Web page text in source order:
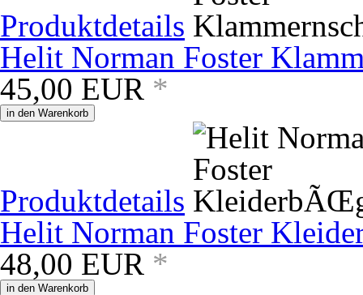
Produktdetails
Helit Norman Foster
45,00 EUR *
in den Warenkorb
Produktdetails
Helit Norman Foster
48,00 EUR *
in den Warenkorb